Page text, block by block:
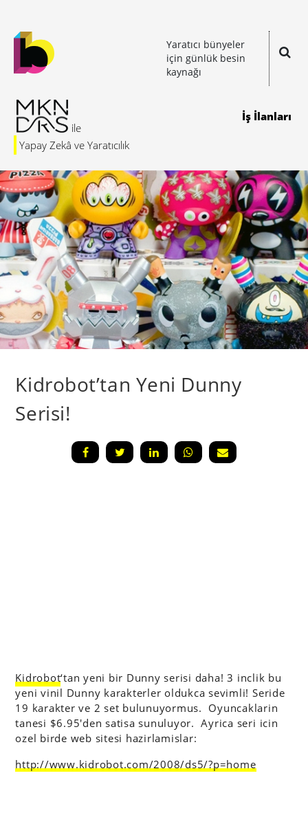
Yaratıcı bünyeler
için günlük besin
kaynağı
Yapay Zekâ ve Yaratıcılık
İş İlanları
Kidrobot’tan Yeni Dunny
Serisi!
Kidrobot‘tan yeni bir Dunny serisi daha! 3 inclik bu
yeni vinil Dunny karakterler oldukca sevimli! Seride
19 karakter ve 2 set bulunuyormus. Oyuncaklarin
tanesi $6.95′den satisa sunuluyor. Ayrica seri icin
ozel birde web sitesi hazirlamislar:
http://www.kidrobot.com/2008/ds5/?p=home